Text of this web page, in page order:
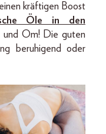
kräftigen Boost
Öle in den
und Om! Die guten
beruhigend oder